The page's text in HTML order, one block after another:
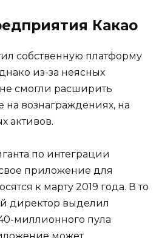
Какао
собственную платформу
из-за неясных
смогли расширить
на вознаграждениях, на
активов.
по интеграции
приложение для
к марту 2019 года. В то
директор выделил
миллионного пула